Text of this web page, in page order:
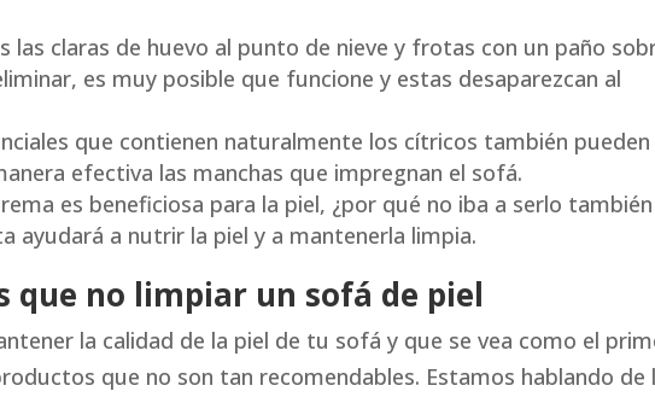
las claras de huevo al punto de nieve y frotas con un paño
es muy posible que funcione y estas desaparezcan al
que contienen naturalmente los cítricos también pueden
efectiva las manchas que impregnan el sofá.
es beneficiosa para la piel, ¿por qué no iba a serlo también
ayudará a nutrir la piel y a mantenerla limpia.
que no limpiar un sofá de piel
la calidad de la piel de tu sofá y que se vea como el
que no son tan recomendables. Estamos hablando de